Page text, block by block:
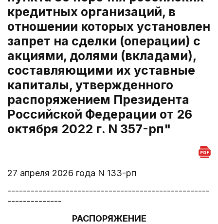
кредитных организаций, в
отношении которых установлен
запрет на сделки (операции) с
акциями, долями (вкладами),
составляющими их уставные
капиталы, утвержденного
распоряжением Президента
Российской Федерации от 26
октября 2022 г. N 357-рп"
27 апреля 2026 года N 133-рп
----------------------------------------------------
--------------
РАСПОРЯЖЕНИЕ